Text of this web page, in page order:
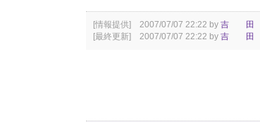
[情報提供] 2007/07/07 22:22 by 吉 田
[最終更新] 2007/07/07 22:22 by 吉 田